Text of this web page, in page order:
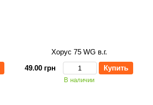
Хорус 75 WG в.г.
49.00 грн
Купить
В наличии